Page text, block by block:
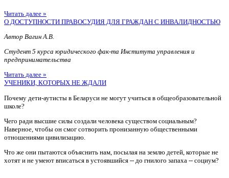
Читать далее »
О ДОСТУПНОСТИ ПРАВОСУДИЯ ДЛЯ ГРАЖДАН С ИНВАЛИДНОСТЬЮ
Автор Вагин А.В.
Студент 5 курса юридического фак-та Института управления и
предпринимательства
Читать далее »
УЧЕНИКИ, КОТОРЫХ НЕ ЖДАЛИ
Почему дети-аутисты в Беларуси не могут учиться в общеобразовательной
школе?
Чего ради высшие силы создали человека существом социальным?
Наверное, чтобы он смог сотворить пронизанную общественными
отношениями цивилизацию.
Что же они пытаются объяснить нам, посылая на землю детей, которые не
хотят и не умеют вписаться в устоявшийся -- до гнилого запаха -- социум?